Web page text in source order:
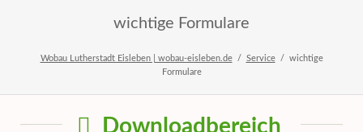
wichtige Formulare
Wobau Lutherstadt Eisleben | wobau-eisleben.de Service
wichtige
Formulare
Downloadbereich